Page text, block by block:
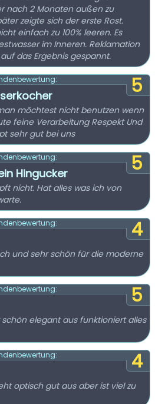
nach 2 Monaten außen zu
zeigte sich der erste Rost.
einfach zu 100% leeren. Es
im Inneren. Reklamation
das Ergebnis gespannt.
5
möchtest nicht benutzen wenn
feine Verarbeitung Respekt Und
sehr gut bei uns
5
Hingucker
nicht. Hat alles was ich von
4
und sehr schön für die moderne
5
elegant aus funktioniert alles
4
optisch gut aus aber ist viel zu